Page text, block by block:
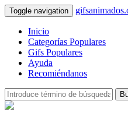
Toggle navigation
Inicio
Categorías Populares
Gifs Populares
Ayuda
Recomiéndanos